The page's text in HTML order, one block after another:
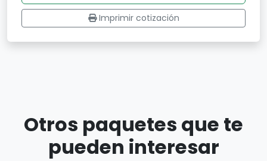
Imprimir cotización
Otros paquetes que te
pueden interesar